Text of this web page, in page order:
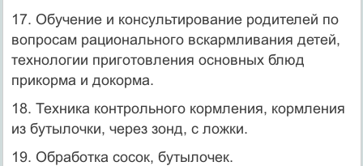
17. Обучение и консультирование родителей по
вопросам рационального вскармливания детей,
технологии приготовления основных блюд
прикорма и докорма.
18. Техника контрольного кормления, кормления
из бутылочки, через зонд, с ложки.
19. Обработка сосок, бутылочек.